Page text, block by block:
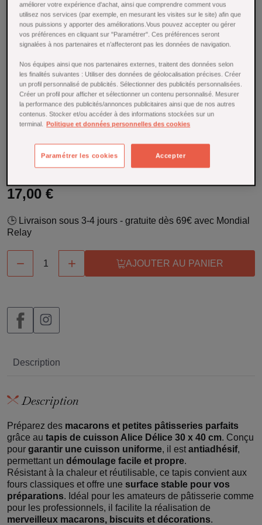
Tapis de cuisson pour macarons 30 x 40 cm
- Alice Délice
Référence : 21200
Réussissez vos macarons à coup sûr avec letapis de
cuisson Alice Délice 30 x 40 cm. Antiadhésif et pratique, il
assure une cuisson homogène et facilite le démoulage pour
des pâtisseries parfaites à chaque fournée.
En savoir plus
En stock
17,00 €
🕒 Livraison sous 3-4 jours - gratuite dès 69€ avec Mondial
Relay
  AJOUTER AU PANIER
Description
Description
Préparez des macarons et petites pâtisseries parfaits
grâce au tapis de cuisson Alice Délice 30 x 40 cm. Conçu
pour garantir une cuisson uniforme, il est antiadhésif,
permettant un démoulage facile et propre.
Résistant à la chaleur et réutilisable, ce tapis convient aux
fours classiques et offre une surface stable pour vos
préparations. Idéal pour les amateurs de pâtisserie comme
pour les professionnels, il facilite la réalisation de
merveilleux macarons, biscuits et décorations.
améliorer votre expérience d'achat, ainsi que comprendre comment vous
utilisez nos services (par exemple, en mesurant les visites sur le site) afin que
nous puissions y apporter des améliorations.Vous pouvez accepter ou gérer
vos préférences en cliquant sur "Paramétrer". Ces préférences seront
signalées à nos partenaires et n’affecteront pas les données de navigation.
Nos équipes ainsi que nos partenaires externes, traitent des données selon
les finalités suivantes : Utiliser des données de géolocalisation précises. Créer
un profil personnalisé de publicités. Sélectionner des publicités personnalisées.
Créer un profil pour afficher et sélectionner un contenu personnalisé. Mesurer
la performance des publicités/annonces publicitaires ainsi que de nos autres
contenus. Stocker et/ou accéder à des informations stockées sur un
terminal.
Politique et données personnelles des cookies
Accepter
Paramétrer les cookies